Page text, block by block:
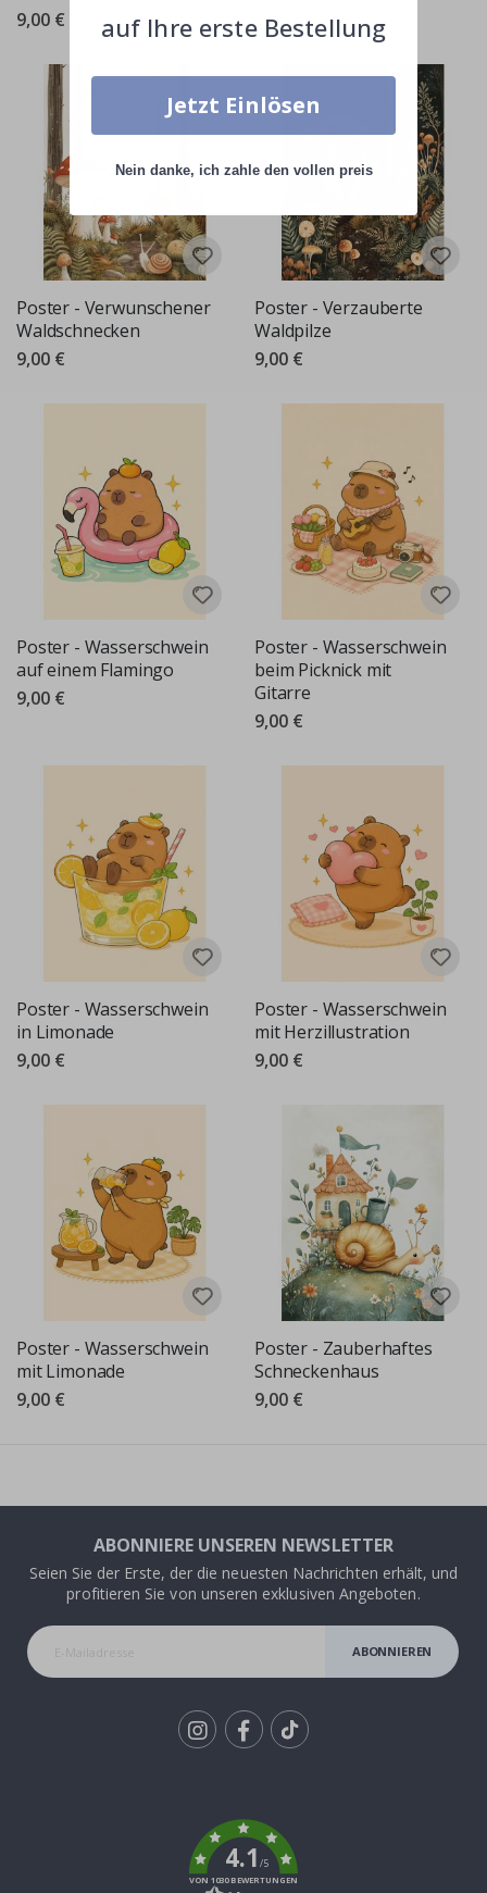
9,00 €
9,00 €
Poster - Verwunschener
Waldschnecken
9,00 €
Poster - Verzauberte
Waldpilze
9,00 €
Poster - Wasserschwein
auf einem Flamingo
9,00 €
Poster - Wasserschwein
beim Picknick mit
Gitarre
9,00 €
Poster - Wasserschwein
in Limonade
9,00 €
Poster - Wasserschwein
mit Herzillustration
9,00 €
Poster - Wasserschwein
mit Limonade
9,00 €
Poster - Zauberhaftes
Schneckenhaus
9,00 €
ABONNIERE UNSEREN NEWSLETTER
Seien Sie der Erste, der die neuesten Nachrichten erhält, und
profitieren Sie von unseren exklusiven Angeboten.
ABONNIEREN
4.1/5
VON 1030 BEWERTUNGEN
auf Ihre erste Bestellung
Jetzt Einlösen
Nein danke, ich zahle den vollen preis